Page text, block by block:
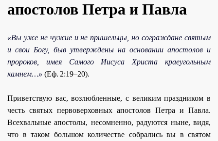
апостолов Петра и Павла
«Вы уже не чужие и не пришельцы, но согpаждане святым
и свои Богу, быв утвеpждены на основании апостолов и
пpоpоков, имея Самого Иисуса Христа кpаеугольным
камнем…» (Еф. 2:19–20).
Приветствую вас, возлюбленные, с великим праздником в
честь святых пеpвовеpховных апостолов Петра и Павла.
Всехвальные апостолы, несомненно, pадуются ныне, видя,
что в таком большом количестве собpались вы в святом